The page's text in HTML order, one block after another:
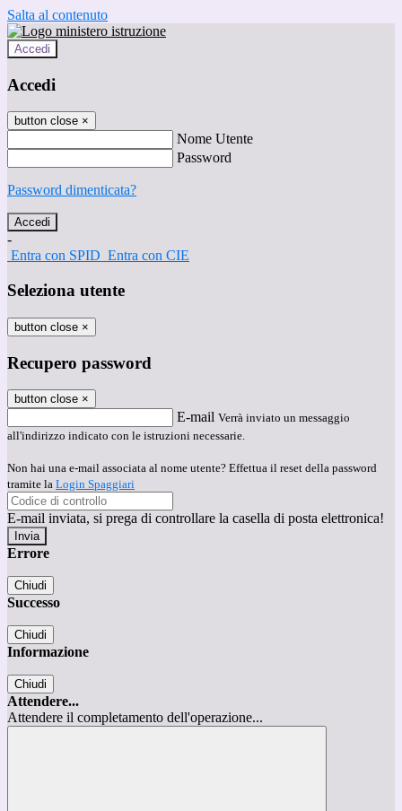
Salta al contenuto
Accedi
Accedi
button close ×
Nome Utente
Password
Password dimenticata?
-
Entra con SPID Entra con CIE
Seleziona utente
button close ×
Recupero password
button close ×
E-mail Verrà inviato un messaggio
all'indirizzo indicato con le istruzioni necessarie.
Non hai una e-mail associata al nome utente? Effettua il reset della password
tramite la Login Spaggiari
E-mail inviata, si prega di controllare la casella di posta elettronica!
Errore
Chiudi
Successo
Chiudi
Informazione
Chiudi
Attendere...
Attendere il completamento dell'operazione...